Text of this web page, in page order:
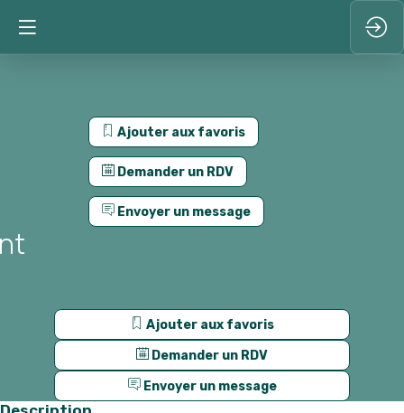
Ajouter aux favoris
Demander un RDV
Envoyer un message
Ajouter aux favoris
Demander un RDV
Envoyer un message